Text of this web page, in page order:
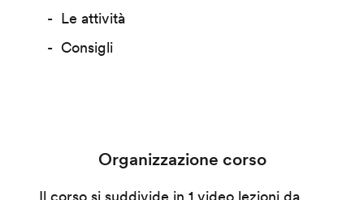
Le attività
Consigli
Organizzazione corso
Il corso si suddivide in 1 video lezioni da